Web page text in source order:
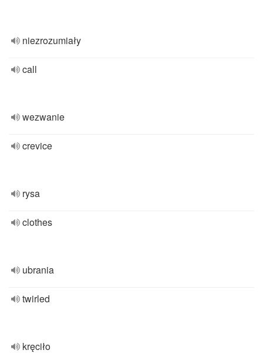
niezrozumiały
call
wezwanie
crevice
rysa
clothes
ubrania
twirled
kręciło